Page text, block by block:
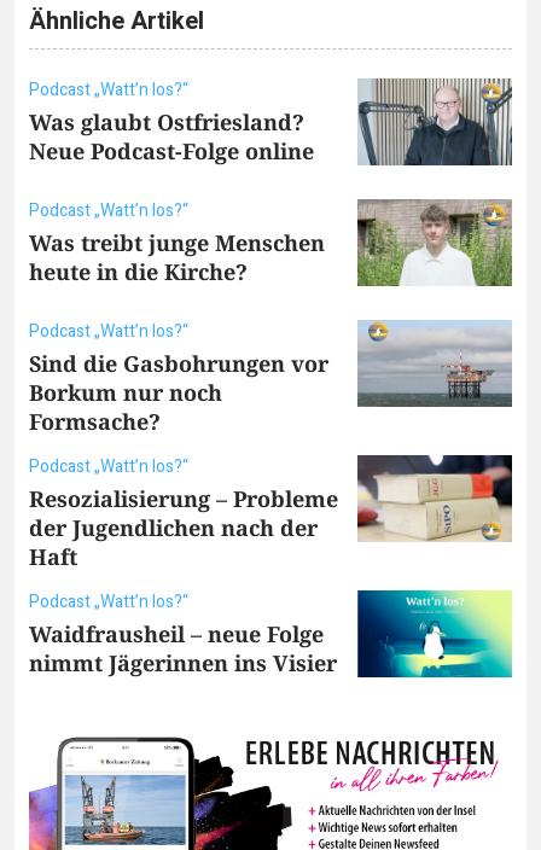
Ähnliche Artikel
Podcast „Watt’n los?“
Was glaubt Ostfriesland?
Neue Podcast-Folge online
Podcast „Watt’n los?“
Was treibt junge Menschen
heute in die Kirche?
Podcast „Watt’n los?“
Sind die Gasbohrungen vor
Borkum nur noch
Formsache?
Podcast „Watt’n los?“
Resozialisierung – Probleme
der Jugendlichen nach der
Haft
Podcast „Watt’n los?“
Waidfrausheil – neue Folge
nimmt Jägerinnen ins Visier